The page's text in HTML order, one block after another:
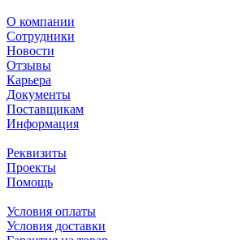
О компании
Сотрудники
Новости
Отзывы
Карьера
Документы
Поставщикам
Информация
Реквизиты
Проекты
Помощь
Условия оплаты
Условия доставки